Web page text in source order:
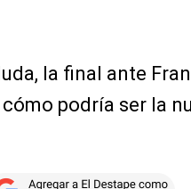
la final ante
podría ser la